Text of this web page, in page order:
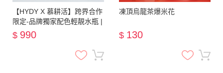
【HYDY X 慕耕活】跨界合作
限定-品牌獨家配色輕靚水瓶 |
透明軍綠/霧白尤加利瓶
$ 990
凍頂烏龍茶爆米花
$ 130